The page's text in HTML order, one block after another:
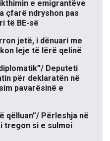
e emigrantëve
çfarë ndryshon pas
të BE-së
jetë, i dënuari me
leje të lërë qelinë
Deputeti
për deklaratën në
pavarësinë e
qëlluan”/ Përleshja në
tregon si e sulmoi